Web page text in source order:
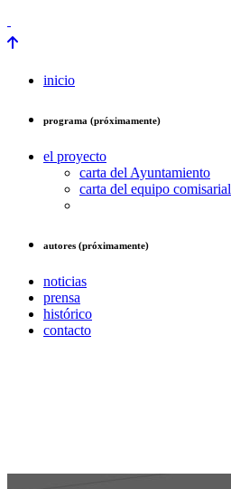
inicio
programa (próximamente)
el proyecto
carta del Ayuntamiento
carta del equipo comisarial
autores (próximamente)
noticias
prensa
histórico
contacto